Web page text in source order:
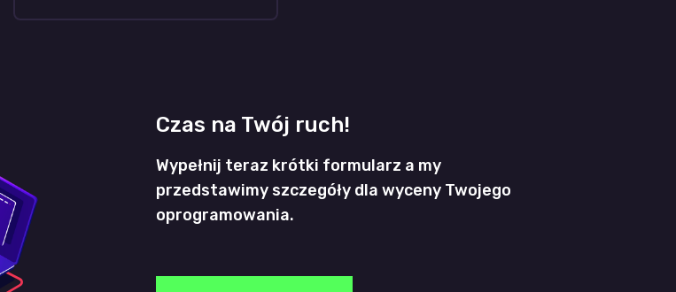
Czas na Twój ruch!
Wypełnij teraz krótki formularz a my
przedstawimy szczegóły dla wyceny Twojego
oprogramowania.